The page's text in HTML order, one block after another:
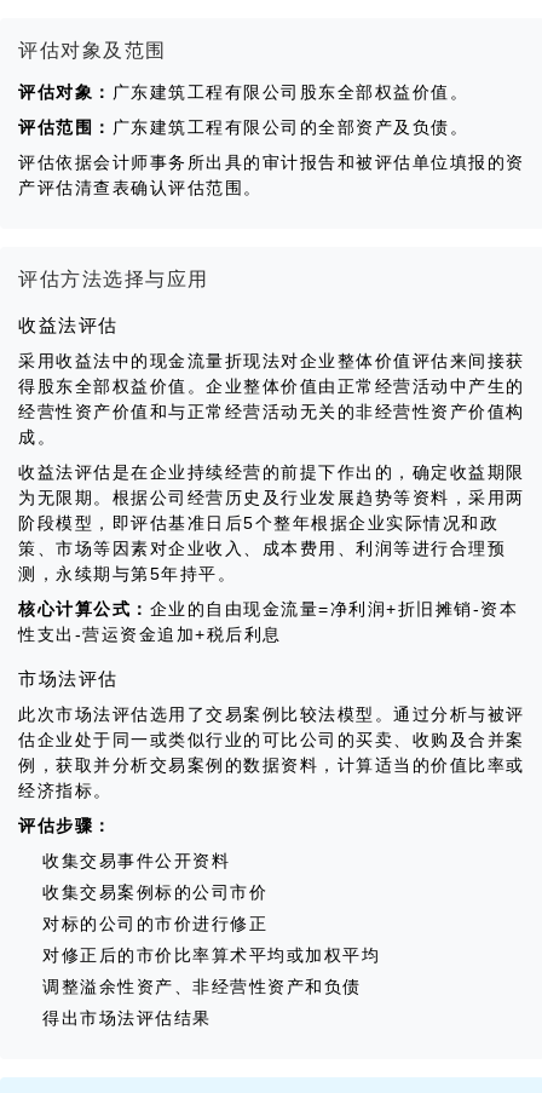
评估对象及范围
评估对象： 广东建筑工程有限公司股东全部权益价值。
评估范围： 广东建筑工程有限公司的全部资产及负债。
评估依据会计师事务所出具的审计报告和被评估单位填报的资
产评估清查表确认评估范围。
评估方法选择与应用
收益法评估
采用收益法中的现金流量折现法对企业整体价值评估来间接获
得股东全部权益价值。企业整体价值由正常经营活动中产生的
经营性资产价值和与正常经营活动无关的非经营性资产价值构
成。
收益法评估是在企业持续经营的前提下作出的，确定收益期限
为无限期。根据公司经营历史及行业发展趋势等资料，采用两
阶段模型，即评估基准日后5个整年根据企业实际情况和政
策、市场等因素对企业收入、成本费用、利润等进行合理预
测，永续期与第5年持平。
核心计算公式： 企业的自由现金流量=净利润+折旧摊销-资本
性支出-营运资金追加+税后利息
市场法评估
此次市场法评估选用了交易案例比较法模型。通过分析与被评
估企业处于同一或类似行业的可比公司的买卖、收购及合并案
例，获取并分析交易案例的数据资料，计算适当的价值比率或
经济指标。
评估步骤：
收集交易事件公开资料
收集交易案例标的公司市价
对标的公司的市价进行修正
对修正后的市价比率算术平均或加权平均
调整溢余性资产、非经营性资产和负债
得出市场法评估结果